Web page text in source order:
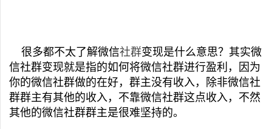
很多都不太了解微信社群变现是什么意思？其实微
信社群变现就是指的如何将微信社群进行盈利，因为
你的微信社群做的在好，群主没有收入，除非微信社
群群主有其他的收入，不靠微信社群这点收入，不然
其他的微信社群群主是很难坚持的。